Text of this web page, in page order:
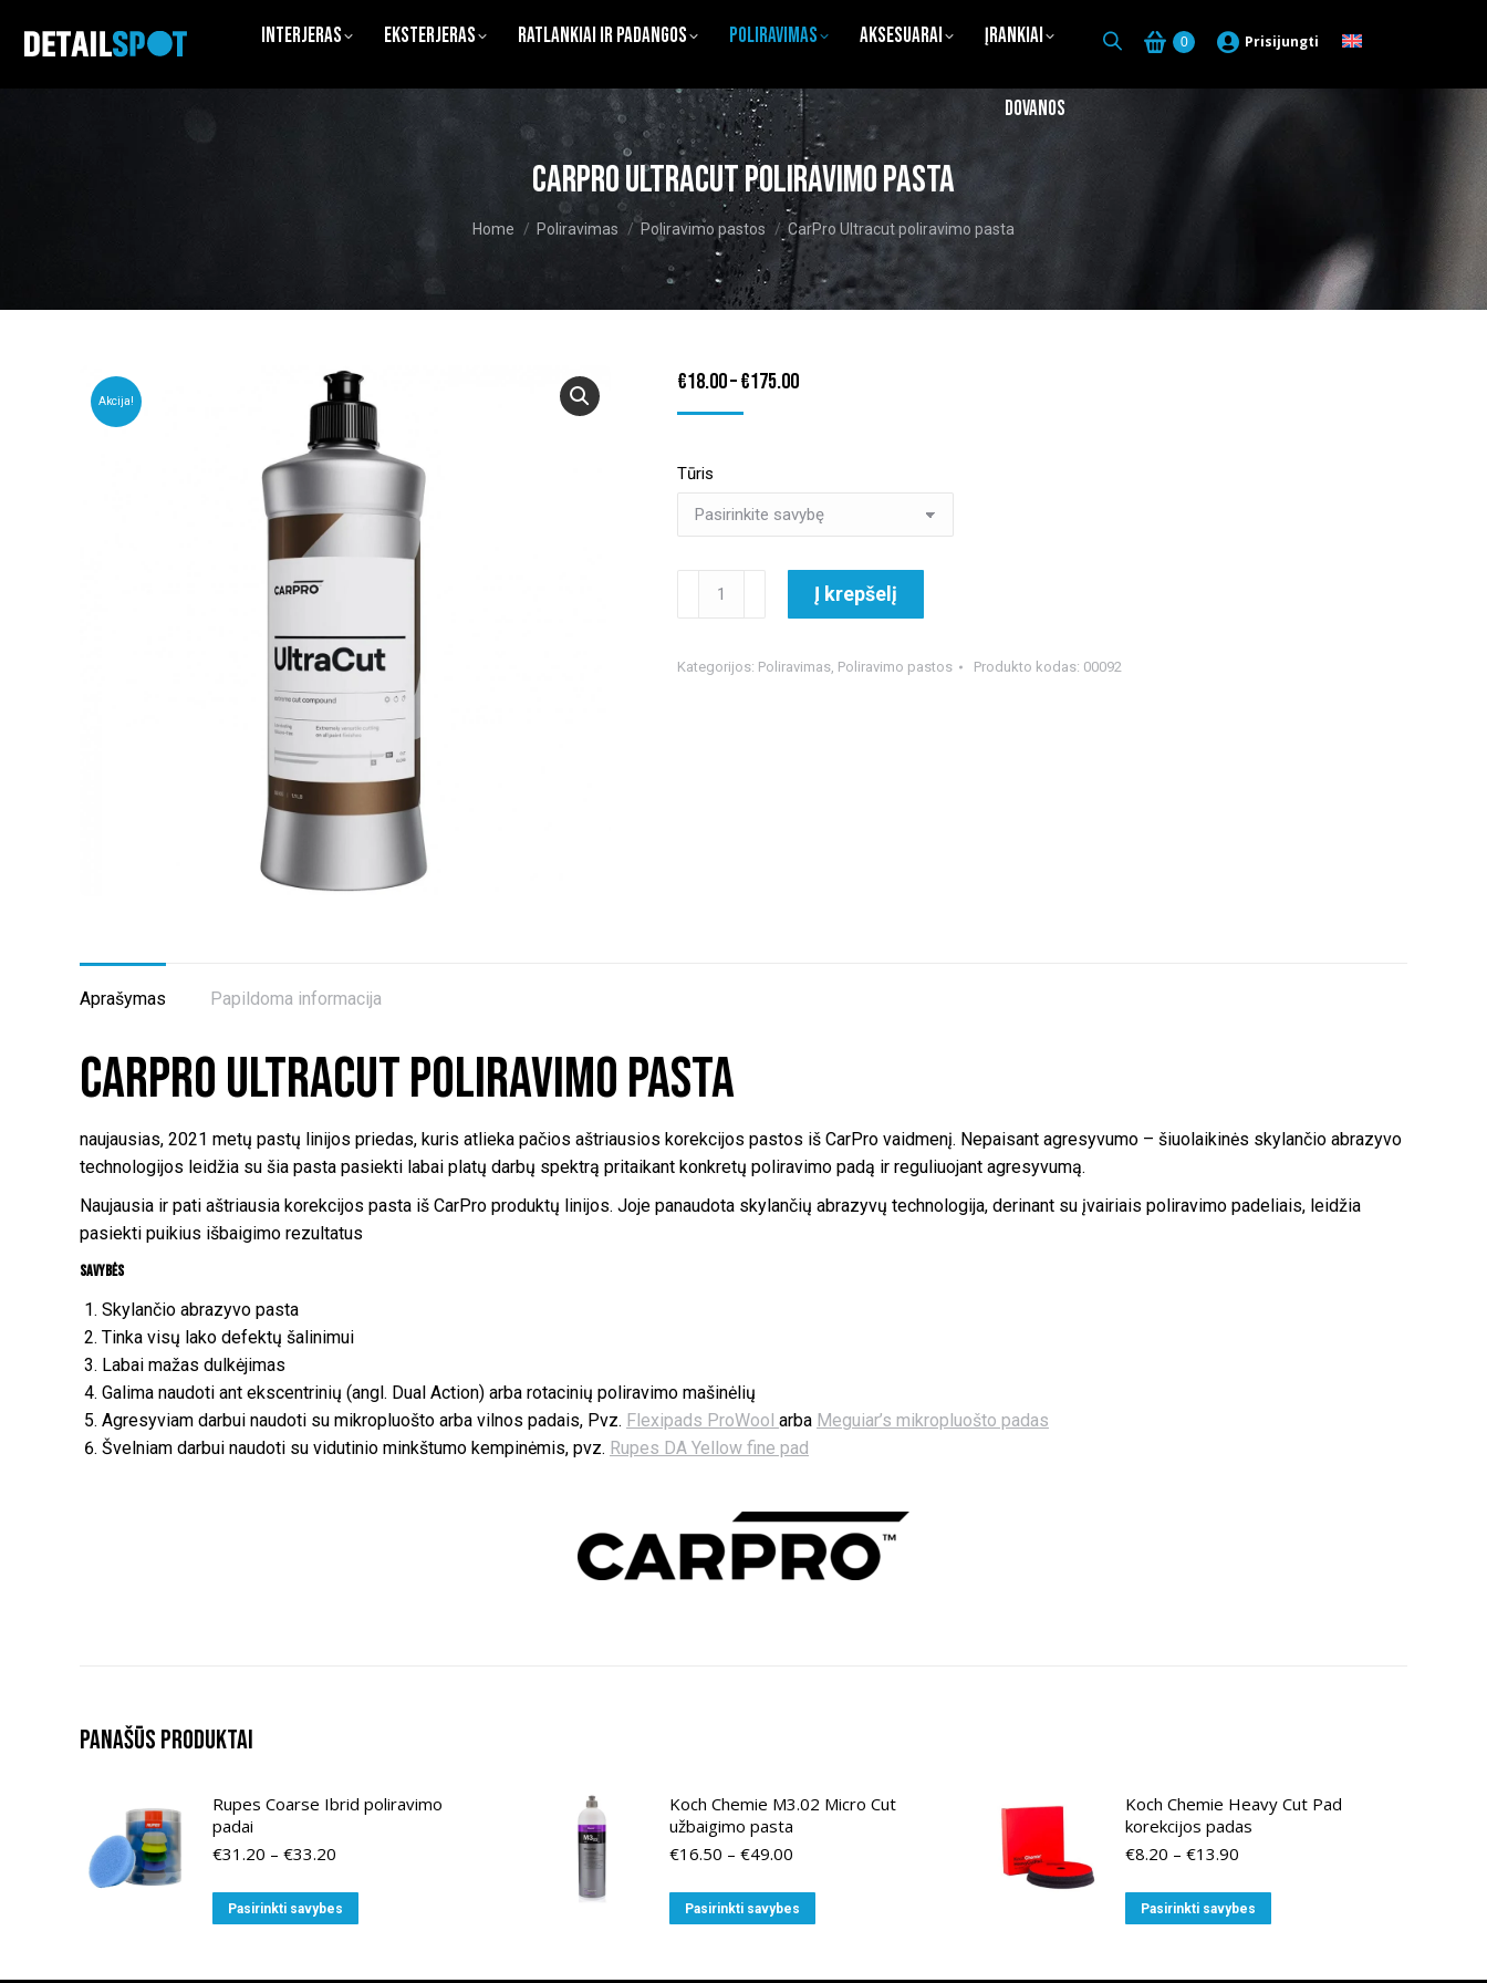
Interjeras Eksterjeras Ratlankiai ir Padangos Poliravimas Aksesuarai Įrankiai
Dovanos
0 Prisijungti
CarPro Ultracut poliravimo pasta
You are here:
Home Poliravimas Poliravimo pastos CarPro Ultracut poliravimo pasta
Akcija!
€18.00–€175.00Price
€175.00
Tūris
produkto
Ultracut
Į krepšelį
Kategorijos: Poliravimas, Poliravimo pastos Produkto kodas: 00092
Aprašymas Papildoma informacija
CarPro Ultracut poliravimo pasta
naujausias, 2021 metų pastų linijos priedas, kuris atlieka pačios aštriausios korekcijos pastos iš CarPro vaidmenį. Nepaisant agresyvumo – šiuolaikinės skylančio abrazyvo
technologijos leidžia su šia pasta pasiekti labai platų darbų spektrą pritaikant konkretų poliravimo padą ir reguliuojant agresyvumą.
Naujausia ir pati aštriausia korekcijos pasta iš CarPro produktų linijos. Joje panaudota skylančių abrazyvų technologija, derinant su įvairiais poliravimo padeliais, leidžia
pasiekti puikius išbaigimo rezultatus
Savybės
Skylančio abrazyvo pasta
Tinka visų lako defektų šalinimui
Labai mažas dulkėjimas
Galima naudoti ant ekscentrinių (angl. Dual Action) arba rotacinių poliravimo mašinėlių
Agresyviam darbui naudoti su mikropluošto arba vilnos padais, Pvz. Flexipads ProWool arba Meguiar’s mikropluošto padas
Švelniam darbui naudoti su vidutinio minkštumo kempinėmis, pvz. Rupes DA Yellow fine pad
Panašūs produktai
Rupes Coarse Ibrid poliravimo
padai
€31.20 – €33.20
€31.20
through
Pasirinkti savybes
Koch Chemie M3.02 Micro Cut
užbaigimo pasta
€16.50 – €49.00Price
€16.50
through
Pasirinkti savybes
Koch Chemie Heavy Cut Pad
korekcijos padas
€8.20 – €13.90
€8.20
through
Pasirinkti savybes